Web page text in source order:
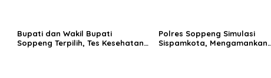
Bupati dan Wakil Bupati
Soppeng Terpilih, Tes Kesehatan
Polres Soppeng Simulasi
Sispamkota, Mengamankan